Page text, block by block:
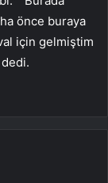
önce buraya
için gelmiştim